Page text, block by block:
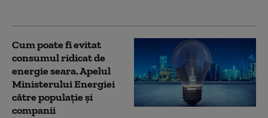
Cum poate fi evitat
consumul ridicat de
energie seara. Apelul
Ministerului Energiei
către populație și
companii